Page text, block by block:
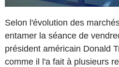
Selon l'évolution des
entamer la séance de
président américain Donald
comme il l'a fait à plusieurs